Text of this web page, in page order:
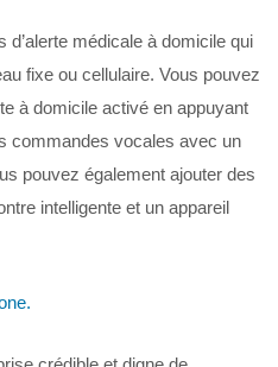
médicale à domicile qui
fixe ou cellulaire. Vous pouvez
à domicile activé en appuyant
commandes vocales avec un
pouvez également ajouter des
intelligente et un appareil